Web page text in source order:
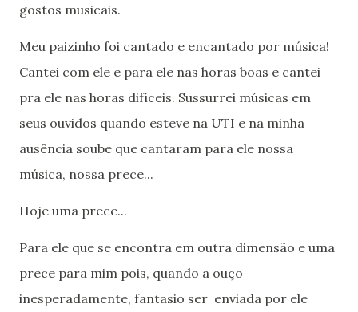
gostos musicais.
Meu paizinho foi cantado e encantado por música!
Cantei com ele e para ele nas horas boas e cantei
pra ele nas horas difíceis. Sussurrei músicas em
seus ouvidos quando esteve na UTI e na minha
ausência soube que cantaram para ele nossa
música, nossa prece...
Hoje uma prece...
Para ele que se encontra em outra dimensão e uma
prece para mim pois, quando a ouço
inesperadamente, fantasio ser enviada por ele